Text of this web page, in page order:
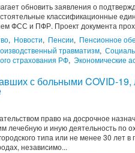
обновить заявления о
классификационные
ФСС и ПФР. Проект документа
, Новости, Пенсии, Пенсионное
травматизм,
страхования РФ, Экономические
с больными COVID-
право на досрочное
лечебную и иную деятельность по
типа или не менее 30 лет в
независимо...